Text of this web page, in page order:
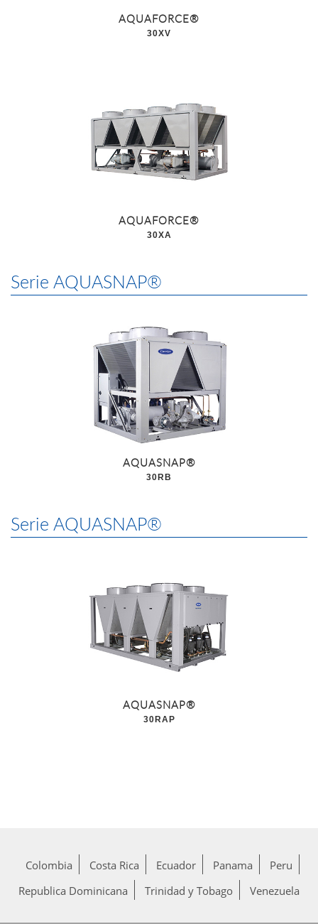
AQUAFORCE®
30XV
AQUAFORCE®
30XA
Serie AQUASNAP®
AQUASNAP®
30RB
Serie AQUASNAP®
AQUASNAP®
30RAP
Colombia Costa Rica Ecuador Panama
Peru
Republica Dominicana
Trinidad y Tobago Venezuela